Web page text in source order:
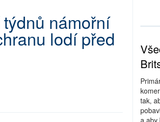
námořní
lodí před
tak,
a aby